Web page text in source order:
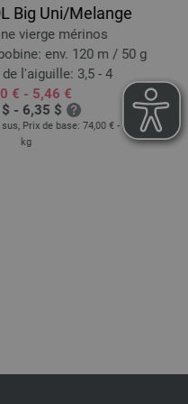
Big Uni/Melange
vierge mérinos
env. 120 m / 50 g
l'aiguille: 3,5 - 4
€ - 5,46 €
- 6,35 $
Prix de base: 74,00 € - 109,20 €/
kg